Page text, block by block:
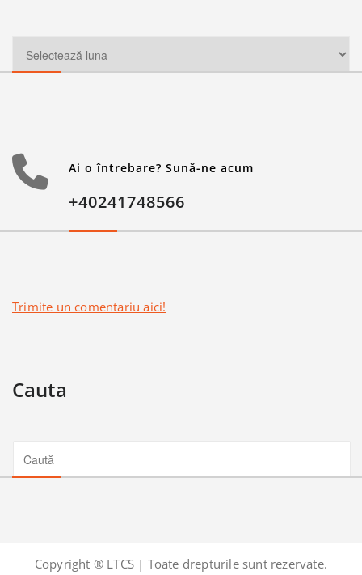
Ai o întrebare? Sună-ne acum
+40241748566
Trimite un comentariu aici!
Cauta
Copyright ® LTCS | Toate drepturile sunt rezervate.